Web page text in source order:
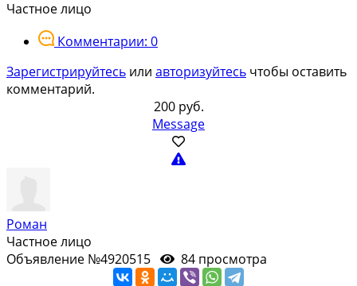
Частное лицо
Комментарии: 0
Зарегистрируйтесь или авторизуйтесь чтобы оставить
комментарий.
200 руб.
Message
Роман
Частное лицо
Объявление №4920515
84 просмотра